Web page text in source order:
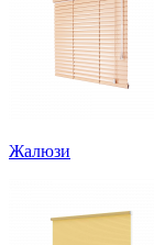
Жалюзи